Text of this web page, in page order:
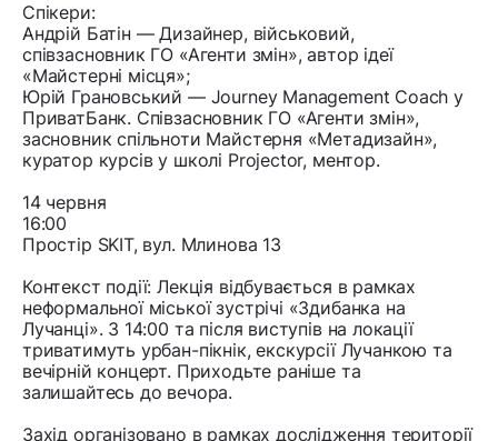
Спікери:
Андрій Батін — Дизайнер, військовий,
співзасновник ГО «Агенти змін», автор ідеї
«Майстерні місця»;
Юрій Грановський — Journey Management Coach у
ПриватБанк. Співзасновник ГО «Агенти змін»,
засновник спільноти Майстерня «Метадизайн»,
куратор курсів у школі Projector, ментор.
14 червня
16:00
Простір SKIT, вул. Млинова 13
Контекст події: Лекція відбувається в рамках
неформальної міської зустрічі «Здибанка на
Лучанці». З 14:00 та після виступів на локації
триватимуть урбан-пікнік, екскурсії Лучанкою та
вечірній концерт. Приходьте раніше та
залишайтесь до вечора.
Захід організовано в рамках дослідження території